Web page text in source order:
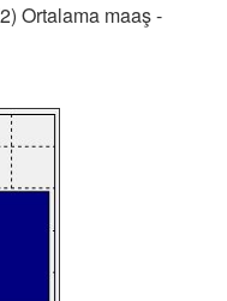
Ortalama maaş -